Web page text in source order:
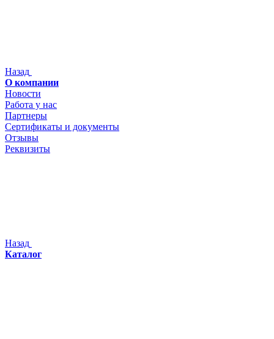
Назад
О компании
Новости
Работа у нас
Партнеры
Сертификаты и документы
Отзывы
Реквизиты
Назад
Каталог